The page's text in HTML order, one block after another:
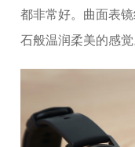
都非常好。曲面表
石般温润柔美的感觉